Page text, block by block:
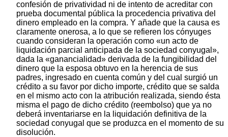
confesión de privatividad ni de intento de acreditar con
prueba documental pública la procedencia privativa del
dinero empleado en la compra. Y añade que la causa es
claramente onerosa, a lo que se refieren los cónyuges
cuando consideran la operación como «un acto de
liquidación parcial anticipada de la sociedad conyugal»,
dada la «ganancialidad» derivada de la fungibilidad del
dinero que la esposa obtuvo en la herencia de sus
padres, ingresado en cuenta común y del cual surgió un
crédito a su favor por dicho importe, crédito que se salda
en el mismo acto con la atribución realizada, siendo ésta
misma el pago de dicho crédito (reembolso) que ya no
deberá inventariarse en la liquidación definitiva de la
sociedad conyugal que se produzca en el momento de su
disolución.